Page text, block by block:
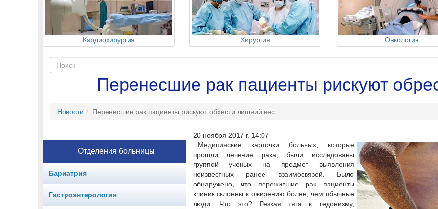
Кардиохирургия Хирургия Онкология
Перенесшие рак пациенты рискуют
Новости Перенесшие рак пациенты рискуют обрести лишний вес
Отделения больницы
Бариатрия
Гастроэнтерология
20 ноября 2017 г. 14:07
Медицинские карточки больных, которые
прошли лечение рака, были исследованы
группой ученых на предмет выявления
неизвестных ранее взаимосвязей. Было
обнаружено, что пережившие рак пациенты
клиник склонны к ожирению более, чем обычные
люди. Что это? Резкая тяга к гедонизму,